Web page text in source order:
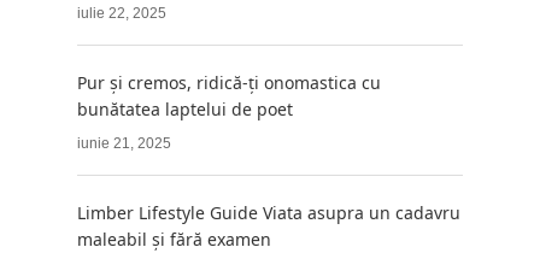
iulie 22, 2025
Pur și cremos, ridică-ți onomastica cu
bunătatea laptelui de poet
iunie 21, 2025
Limber Lifestyle Guide Viata asupra un cadavru
maleabil și fără examen